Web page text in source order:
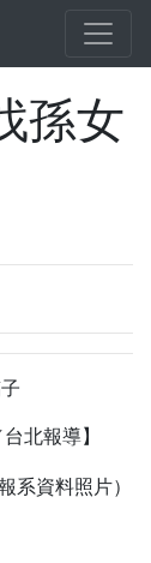
孫女
北報導】